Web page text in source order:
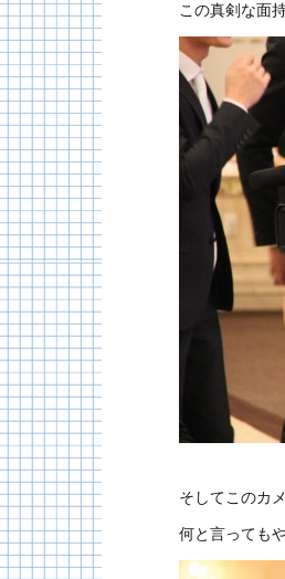
この真剣な面持
そしてこのカ
何と言っても